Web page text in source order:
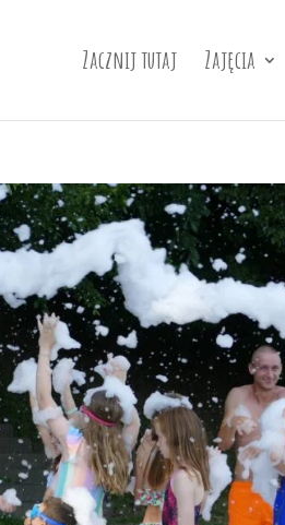
Zacznij tutaj Zajęcia